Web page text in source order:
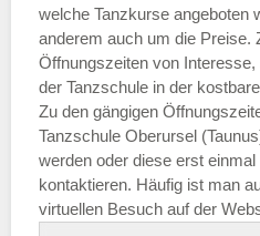
welche Tanzkurse angeboten
anderem auch um die Preise.
Öffnungszeiten von
der Tanzschule in der
Zu den gängigen
Tanzschule Oberursel
werden oder diese erst einmal
kontaktieren. Häufig ist man
virtuellen Besuch auf der